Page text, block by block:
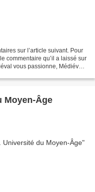
sur l’article suivant. Pour
commentaire qu’il a laissé sur
vous passionne, Médiéval
Moyen-Âge